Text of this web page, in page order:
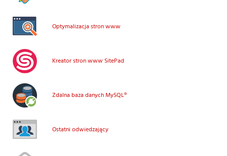
Optymalizacja stron www
Kreator stron www SitePad
Zdalna baza danych MySQL®
Ostatni odwiedzający